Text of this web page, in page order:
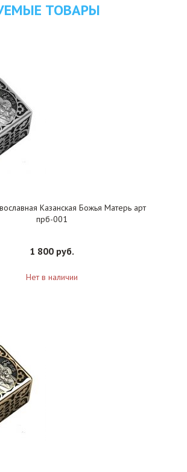
ТОВАРЫ
Казанская Божья Матерь арт
прб-001
1 800 руб.
Нет в наличии